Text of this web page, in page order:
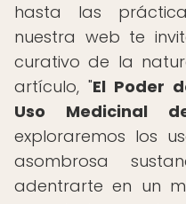
hasta las
nuestra web te
curativo de la
artículo, "El Poder
Uso Medicinal
exploraremos los
asombrosa
adentrarte en un